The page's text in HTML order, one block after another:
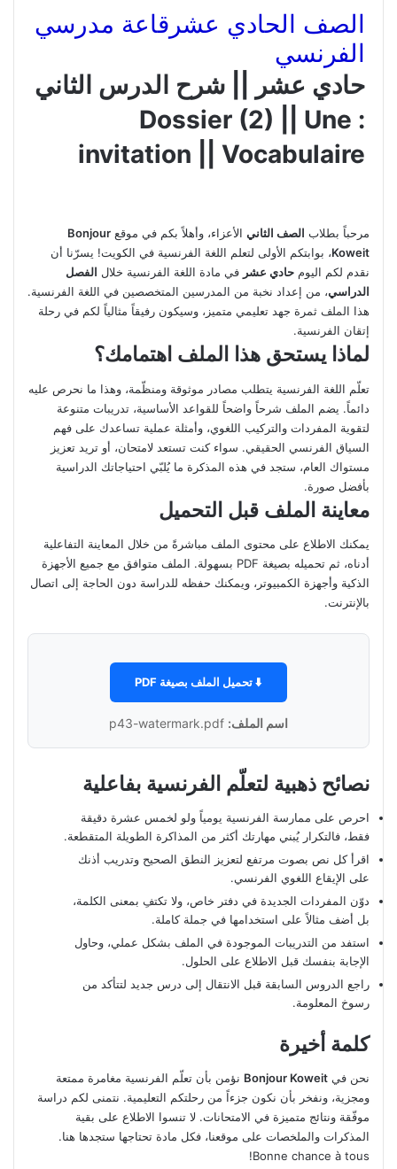
الصف الحادي عشر قاعة مدرسي
الفرنسي
حادي عشر || شرح الدرس الثاني
: Dossier (2) || Une
invitation || Vocabulaire
مرحباً بطلاب الصف الثاني الأعزاء، وأهلاً بكم في موقع Bonjour
Koweit، بوابتكم الأولى لتعلم اللغة الفرنسية في الكويت! يسرّنا أن
نقدم لكم اليوم حادي عشر في مادة اللغة الفرنسية خلال الفصل
الدراسي، من إعداد نخبة من المدرسين المتخصصين في اللغة الفرنسية.
هذا الملف ثمرة جهد تعليمي متميز، وسيكون رفيقاً مثالياً لكم في رحلة
إتقان الفرنسية.
لماذا يستحق هذا الملف اهتمامك؟
تعلّم اللغة الفرنسية يتطلب مصادر موثوقة ومنظّمة، وهذا ما نحرص عليه
دائماً. يضم الملف شرحاً واضحاً للقواعد الأساسية، تدريبات متنوعة
لتقوية المفردات والتركيب اللغوي، وأمثلة عملية تساعدك على فهم
السياق الفرنسي الحقيقي. سواء كنت تستعد لامتحان، أو تريد تعزيز
مستواك العام، ستجد في هذه المذكرة ما يُلبّي احتياجاتك الدراسية
بأفضل صورة.
معاينة الملف قبل التحميل
يمكنك الاطلاع على محتوى الملف مباشرةً من خلال المعاينة التفاعلية
أدناه، ثم تحميله بصيغة PDF بسهولة. الملف متوافق مع جميع الأجهزة
الذكية وأجهزة الكمبيوتر، ويمكنك حفظه للدراسة دون الحاجة إلى اتصال
بالإنترنت.
⬇️ تحميل الملف بصيغة PDF
اسم الملف:
نصائح ذهبية لتعلّم الفرنسية بفاعلية
احرص على ممارسة الفرنسية يومياً ولو لخمس عشرة دقيقة
فقط، فالتكرار يُبني مهارتك أكثر من المذاكرة الطويلة المتقطعة.
اقرأ كل نص بصوت مرتفع لتعزيز النطق الصحيح وتدريب أذنك
على الإيقاع اللغوي الفرنسي.
دوّن المفردات الجديدة في دفتر خاص، ولا تكتفِ بمعنى الكلمة،
بل أضف مثالاً على استخدامها في جملة كاملة.
استفد من التدريبات الموجودة في الملف بشكل عملي، وحاول
الإجابة بنفسك قبل الاطلاع على الحلول.
راجع الدروس السابقة قبل الانتقال إلى درس جديد لتتأكد من
رسوخ المعلومة.
كلمة أخيرة
نحن في Bonjour Koweit نؤمن بأن تعلّم الفرنسية مغامرة ممتعة
ومجزية، ونفخر بأن نكون جزءاً من رحلتكم التعليمية. نتمنى لكم دراسة
موفّقة ونتائج متميزة في الامتحانات. لا تنسوا الاطلاع على بقية
المذكرات والملخصات على موقعنا، فكل مادة تحتاجها ستجدها هنا.
Bonne chance à tous!